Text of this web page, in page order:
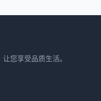
您享受品质生活。